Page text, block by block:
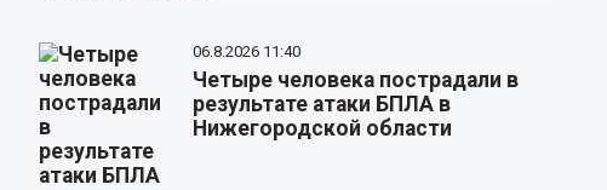
06.8.2026 11:40
Четыре человека пострадали в
результате атаки БПЛА в
Нижегородской области